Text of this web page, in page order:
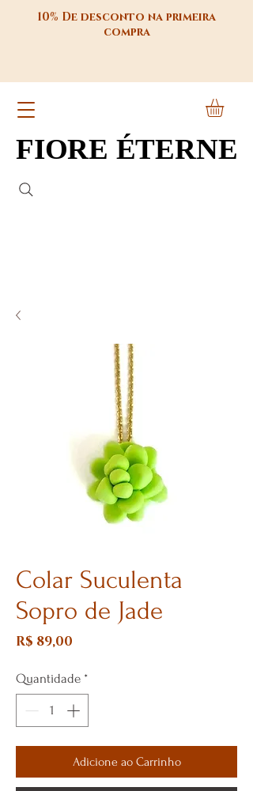
10% De desconto na primeira
compra
FIORE ÉTERNE
FIORE ÉTERNE
Colar Suculenta
Sopro de Jade
R$ 89,00
Quantidade *
Adicione ao Carrinho